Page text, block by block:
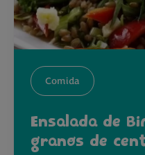
Comida
Ensalada de
granos de